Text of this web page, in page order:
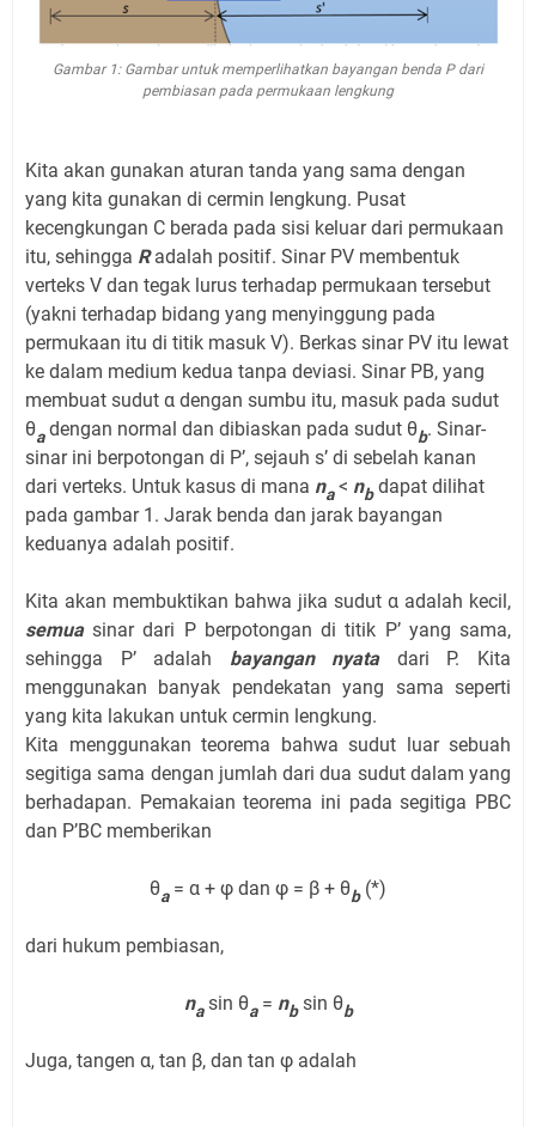
Gambar 1: Gambar untuk memperlihatkan bayangan benda P dari
pembiasan pada permukaan lengkung
Kita akan gunakan aturan tanda yang sama dengan
yang kita gunakan di cermin lengkung. Pusat
kecengkungan C berada pada sisi keluar dari permukaan
itu, sehingga Radalah positif. Sinar PV membentuk
verteks V dan tegak lurus terhadap permukaan tersebut
(yakni terhadap bidang yang menyinggung pada
permukaan itu di titik masuk V). Berkas sinar PV itu lewat
ke dalam medium kedua tanpa deviasi. Sinar PB, yang
membuat sudut α dengan sumbu itu, masuk pada sudut
θadengan normal dan dibiaskan pada sudut θb. Sinar-
sinar ini berpotongan di P’, sejauh s’ di sebelah kanan
dari verteks. Untuk kasus di mana na< nb dapat dilihat
pada gambar 1. Jarak benda dan jarak bayangan
keduanya adalah positif.
Kita akan membuktikan bahwa jika sudut α adalah kecil,
semuasinar dari P berpotongan di titik P’ yang sama,
sehingga P’ adalah bayangan nyatadari P. Kita
menggunakan banyak pendekatan yang sama seperti
yang kita lakukan untuk cermin lengkung.
Kita menggunakan teorema bahwa sudut luar sebuah
segitiga sama dengan jumlah dari dua sudut dalam yang
berhadapan. Pemakaian teorema ini pada segitiga PBC
dan P’BC memberikan
θa= α + φ dan φ = β + θb (*)
dari hukum pembiasan,
na sin θa= nbsin θb
Juga, tangen α, tan β, dan tan φ adalah